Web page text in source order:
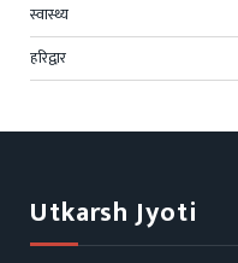
स्वास्थ्य
हरिद्वार
Utkarsh Jyoti